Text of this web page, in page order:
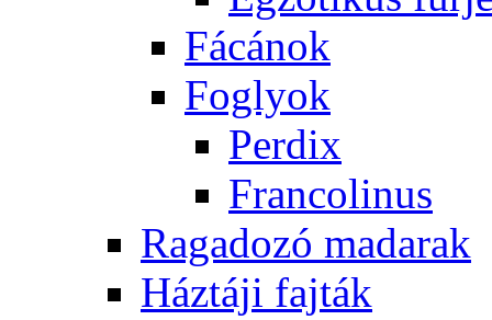
Fácánok
Foglyok
Perdix
Francolinus
Ragadozó madarak
Háztáji fajták